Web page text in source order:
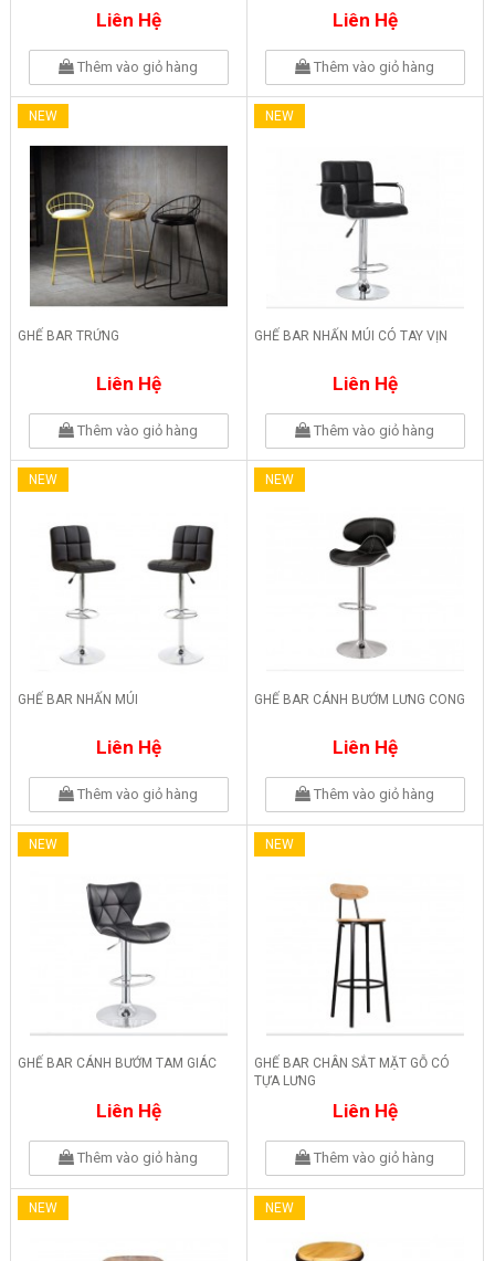
Liên Hệ
Thêm vào giỏ hàng
Liên Hệ
Thêm vào giỏ hàng
NEW
GHẾ BAR TRỨNG
Liên Hệ
Thêm vào giỏ hàng
NEW
GHẾ BAR NHẤN MÚI CÓ TAY VỊN
Liên Hệ
Thêm vào giỏ hàng
NEW
GHẾ BAR NHẤN MÚI
Liên Hệ
Thêm vào giỏ hàng
NEW
GHẾ BAR CÁNH BƯỚM LƯNG CONG
Liên Hệ
Thêm vào giỏ hàng
NEW
GHẾ BAR CÁNH BƯỚM TAM GIÁC
Liên Hệ
Thêm vào giỏ hàng
NEW
GHẾ BAR CHÂN SẮT MẶT GỖ CÓ
TỰA LƯNG
Liên Hệ
Thêm vào giỏ hàng
NEW NEW